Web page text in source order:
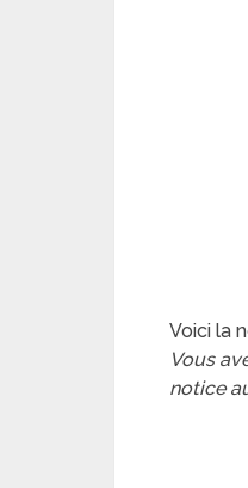
Voici la
Vous
notice